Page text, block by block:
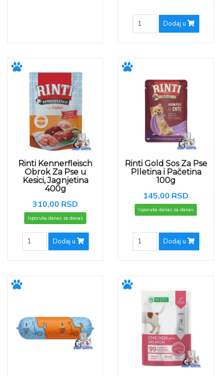
Dodaj u
Rinti Kennerfleisch
Obrok Za Pse u
Kesici, Jagnjetina
400g
310,00 RSD
Isporuka danas za danas
Dodaj u
Rinti Gold Sos Za Pse
PIletina i Pačetina
100g
145,00 RSD
Isporuka danas za danas
Dodaj u